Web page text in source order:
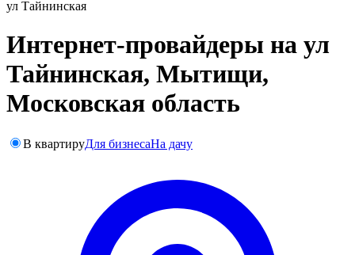
ул Тайнинская
Интернет-провайдеры на ул
Тайнинская, Мытищи,
Московская область
В квартируДля бизнесаНа дачу